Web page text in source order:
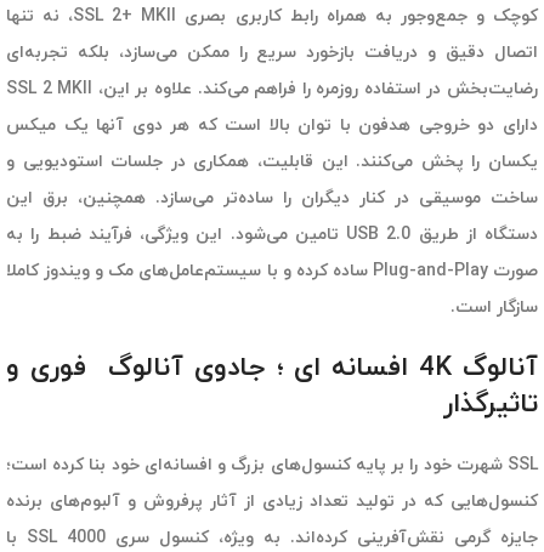
کوچک و جمع‌وجور به همراه رابط کاربری بصری SSL 2+ MKII، نه تنها
اتصال دقیق و دریافت بازخورد سریع را ممکن می‌سازد، بلکه تجربه‌ای
رضایت‌بخش در استفاده روزمره را فراهم می‌کند. علاوه بر این، SSL 2 MKII
دارای دو خروجی هدفون با توان بالا است که هر دوی آنها یک میکس
یکسان را پخش می‌کنند. این قابلیت، همکاری در جلسات استودیویی و
ساخت موسیقی در کنار دیگران را ساده‌تر می‌سازد. همچنین، برق این
دستگاه از طریق USB 2.0 تامین می‌شود. این ویژگی، فرآیند ضبط را به
صورت Plug-and-Play ساده کرده و با سیستم‌عامل‌های مک و ویندوز کاملا
سازگار است.
آنالوگ 4K افسانه ای ؛ جادوی آنالوگ فوری و
تاثیرگذار
SSL شهرت خود را بر پایه کنسول‌های بزرگ و افسانه‌ای خود بنا کرده است؛
کنسول‌هایی که در تولید تعداد زیادی از آثار پرفروش و آلبوم‌های برنده
جایزه گرمی نقش‌آفرینی کرده‌اند. به ویژه، کنسول سری SSL 4000 با